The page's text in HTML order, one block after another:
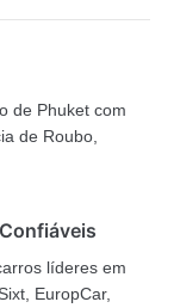
de Phuket com
de Roubo,
líderes em
EuropCar,